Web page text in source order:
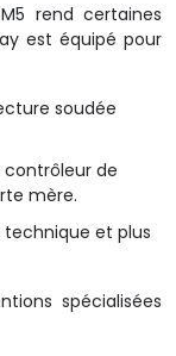
rend certaines
est équipé pour
soudée
contrôleur de
mère.
et plus
spécialisées